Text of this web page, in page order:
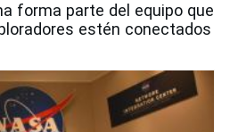
forma parte del equipo que
estén conectados